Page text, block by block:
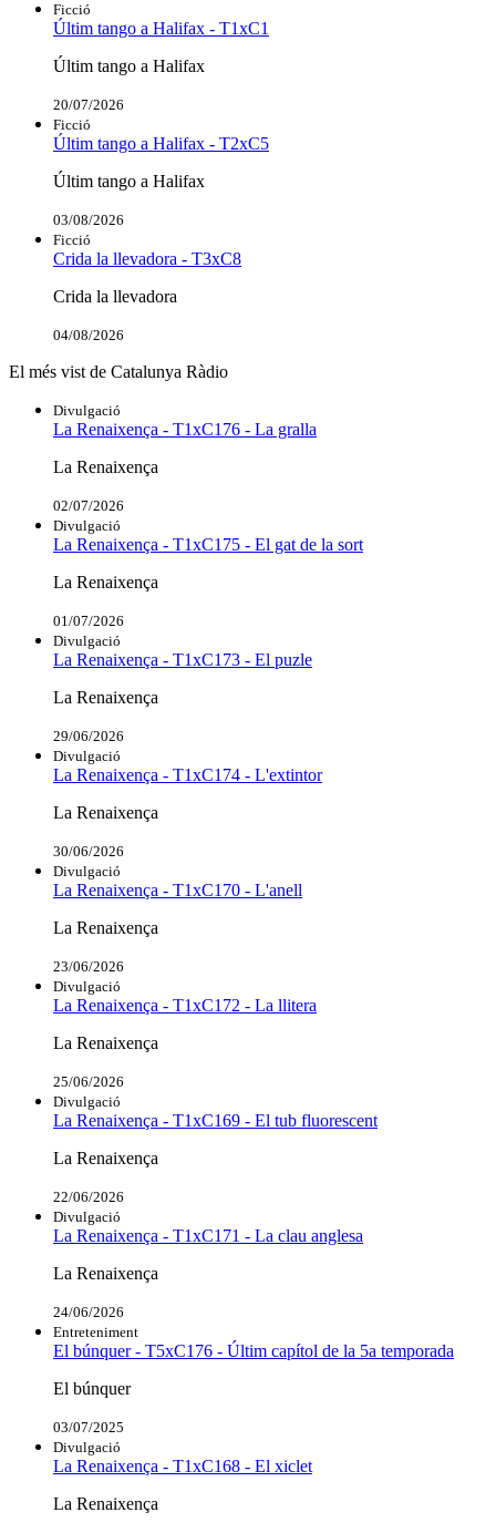
Ficció
Últim tango a Halifax - T1xC1
Últim tango a Halifax
20/07/2026
Ficció
Últim tango a Halifax - T2xC5
Últim tango a Halifax
03/08/2026
Ficció
Crida la llevadora - T3xC8
Crida la llevadora
04/08/2026
El més vist de Catalunya Ràdio
Divulgació
La Renaixença - T1xC176 - La gralla
La Renaixença
02/07/2026
Divulgació
La Renaixença - T1xC175 - El gat de la sort
La Renaixença
01/07/2026
Divulgació
La Renaixença - T1xC173 - El puzle
La Renaixença
29/06/2026
Divulgació
La Renaixença - T1xC174 - L'extintor
La Renaixença
30/06/2026
Divulgació
La Renaixença - T1xC170 - L'anell
La Renaixença
23/06/2026
Divulgació
La Renaixença - T1xC172 - La llitera
La Renaixença
25/06/2026
Divulgació
La Renaixença - T1xC169 - El tub fluorescent
La Renaixença
22/06/2026
Divulgació
La Renaixença - T1xC171 - La clau anglesa
La Renaixença
24/06/2026
Entreteniment
El búnquer - T5xC176 - Últim capítol de la 5a temporada
El búnquer
03/07/2025
Divulgació
La Renaixença - T1xC168 - El xiclet
La Renaixença